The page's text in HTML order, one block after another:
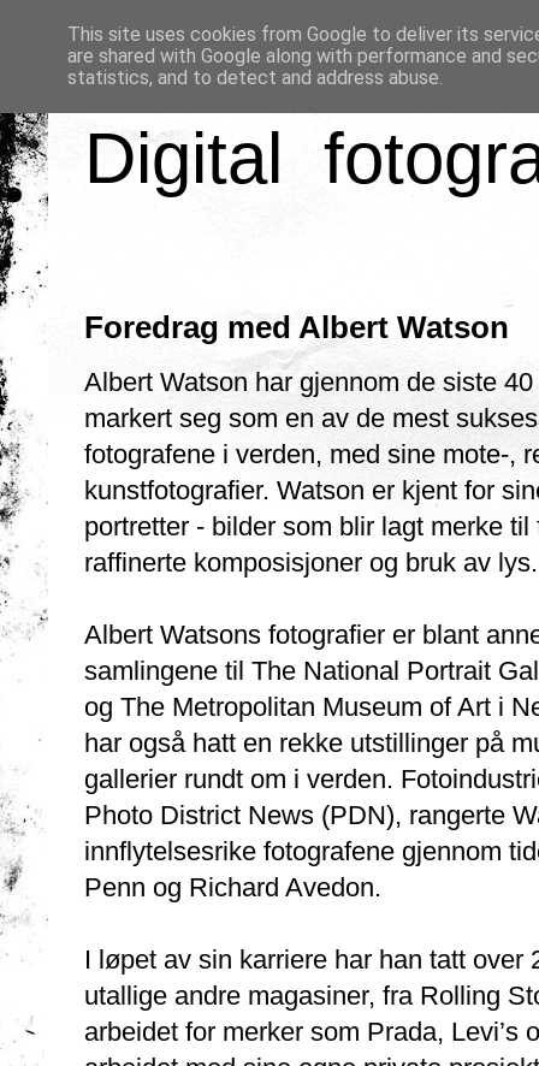
Digital
Foredrag med Albert Watson
Albert Watson har gjennom de siste
markert seg som en av de mest
fotografene i verden, med sine mote-,
kunstfotografier. Watson er kjent for
portretter - bilder som blir lagt merke til
raffinerte komposisjoner og bruk av lys.
Albert Watsons fotografier er blant
samlingene til The National Portrait
og The Metropolitan Museum of Art i
har også hatt en rekke utstillinger på
gallerier rundt om i verden.
Photo District News (PDN), rangerte
innflytelsesrike fotografene gjennom
Penn og Richard Avedon.
I løpet av sin karriere har han tatt over
utallige andre magasiner, fra Rolling
arbeidet for merker som Prada,
This site uses cookies from Google to deliver its
are shared with Google along with performance and
statistics, and to detect and address abuse.